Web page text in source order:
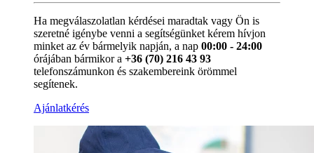
Ha megválaszolatlan kérdései maradtak vagy Ön is
szeretné igénybe venni a segítségünket kérem hívjon
minket az év bármelyik napján, a nap 00:00 - 24:00
órájában bármikor a +36 (70) 216 43 93
telefonszámunkon és szakembereink örömmel
segítenek.
Ajánlatkérés